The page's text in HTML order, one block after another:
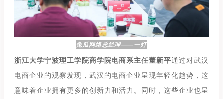
兔瓜网络总经理——一灯
浙江大学宁波理工学院商学院电商系主任董新平通过对武汉
电商企业的观察发现，武汉的电商企业呈现年轻化趋势，这
意味着企业拥有更多的创新力和活力。同时，这些企业也呈